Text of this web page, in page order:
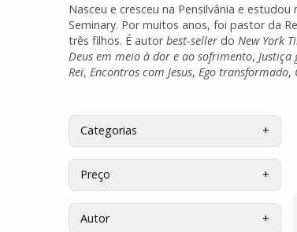
Nasceu e cresceu na Pensilvânia e
Seminary. Por muitos anos, foi pastor da
três filhos. É autorbest-seller do New York
Deus em meio à dor e ao sofrimento, Justiça
Rei, Encontros com Jesus, Ego transformado,
Categorias
Preço
Autor